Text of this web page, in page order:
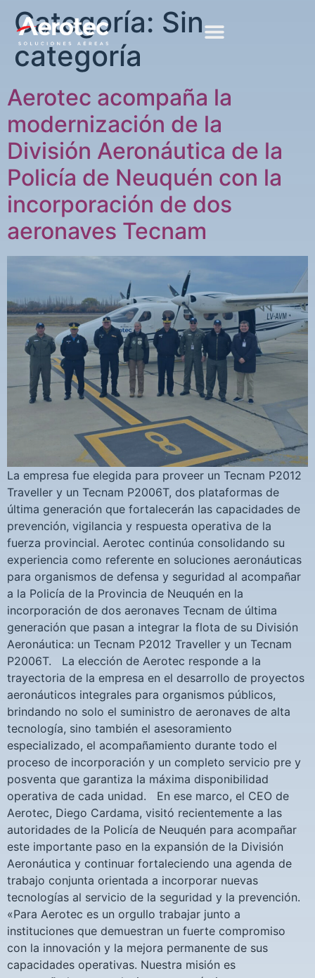
Categoría: Sin
categoría
Aerotec acompaña la
modernización de la
División Aeronáutica de la
Policía de Neuquén con la
incorporación de dos
aeronaves Tecnam
La empresa fue elegida para proveer un Tecnam P2012
Traveller y un Tecnam P2006T, dos plataformas de
última generación que fortalecerán las capacidades de
prevención, vigilancia y respuesta operativa de la
fuerza provincial. Aerotec continúa consolidando su
experiencia como referente en soluciones aeronáuticas
para organismos de defensa y seguridad al acompañar
a la Policía de la Provincia de Neuquén en la
incorporación de dos aeronaves Tecnam de última
generación que pasan a integrar la flota de su División
Aeronáutica: un Tecnam P2012 Traveller y un Tecnam
P2006T. La elección de Aerotec responde a la
trayectoria de la empresa en el desarrollo de proyectos
aeronáuticos integrales para organismos públicos,
brindando no solo el suministro de aeronaves de alta
tecnología, sino también el asesoramiento
especializado, el acompañamiento durante todo el
proceso de incorporación y un completo servicio pre y
posventa que garantiza la máxima disponibilidad
operativa de cada unidad. En ese marco, el CEO de
Aerotec, Diego Cardama, visitó recientemente a las
autoridades de la Policía de Neuquén para acompañar
este importante paso en la expansión de la División
Aeronáutica y continuar fortaleciendo una agenda de
trabajo conjunta orientada a incorporar nuevas
tecnologías al servicio de la seguridad y la prevención.
«Para Aerotec es un orgullo trabajar junto a
instituciones que demuestran un fuerte compromiso
con la innovación y la mejora permanente de sus
capacidades operativas. Nuestra misión es